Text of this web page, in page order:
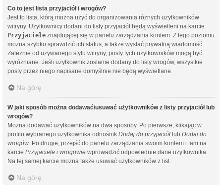
Co to jest lista przyjaciół i wrogów?
Jest to lista, którą można użyć do organizowania różnych użytkowników
witryny. Użytkownicy dodani do listy przyjaciół będą wyświetleni na karcie
Przyjaciele znajdującej się w panelu zarządzania kontem. Z tego poziomu
można szybko sprawdzić ich status, a także wysłać prywatną wiadomość.
Zależnie od używanego stylu witryny, posty tych użytkowników mogą być
wyróżniane. Jeśli użytkownik zostanie dodany do listy wrogów, wszystkie
posty przez niego napisane domyślnie nie będą wyświetlane.
Na górę
W jaki sposób można dodawać/usuwać użytkowników z listy przyjaciół lub
wrogów?
Można dodawać użytkowników na dwa sposoby. Po pierwsze, klikając w
profilu wybranego użytkownika odnośnik Dodaj do przyjaciół lub Dodaj do
wrogów . Po drugie, przejść do panelu zarządzania swoim kontem i tam na
karcie Przyjaciele i wrogowie wprowadzić odpowiednie dane użytkownika.
Na tej samej karcie można także usuwać użytkowników z list.
Na górę